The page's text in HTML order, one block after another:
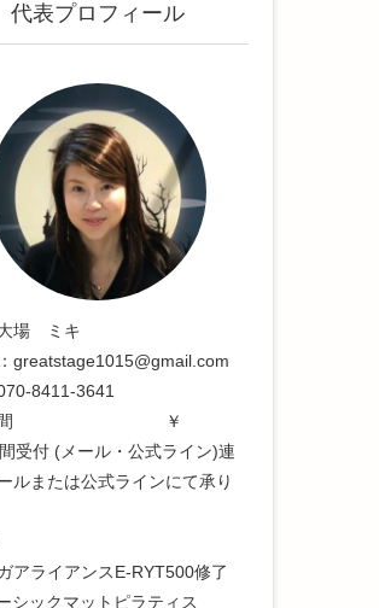
代表プロフィール
場 ミキ
greatstage1015@gmail.com
8411-3641
時間 ￥
間受付 (メール・公式ライン)連
ルまたは公式ラインにて承り
アライアンスE-RYT500修了
シックマットピラティス